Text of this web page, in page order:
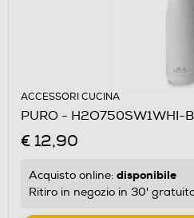
ACCESSORI CUCINA
PURO - H2O750SW1WHI-
€ 12,90
Acquisto online: disponibile
Ritiro in negozio in 30'